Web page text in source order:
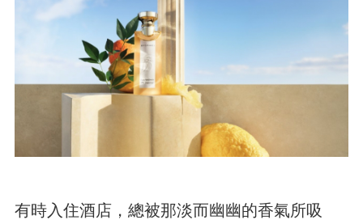
有時入住酒店，總被那淡而幽幽的香氣所吸